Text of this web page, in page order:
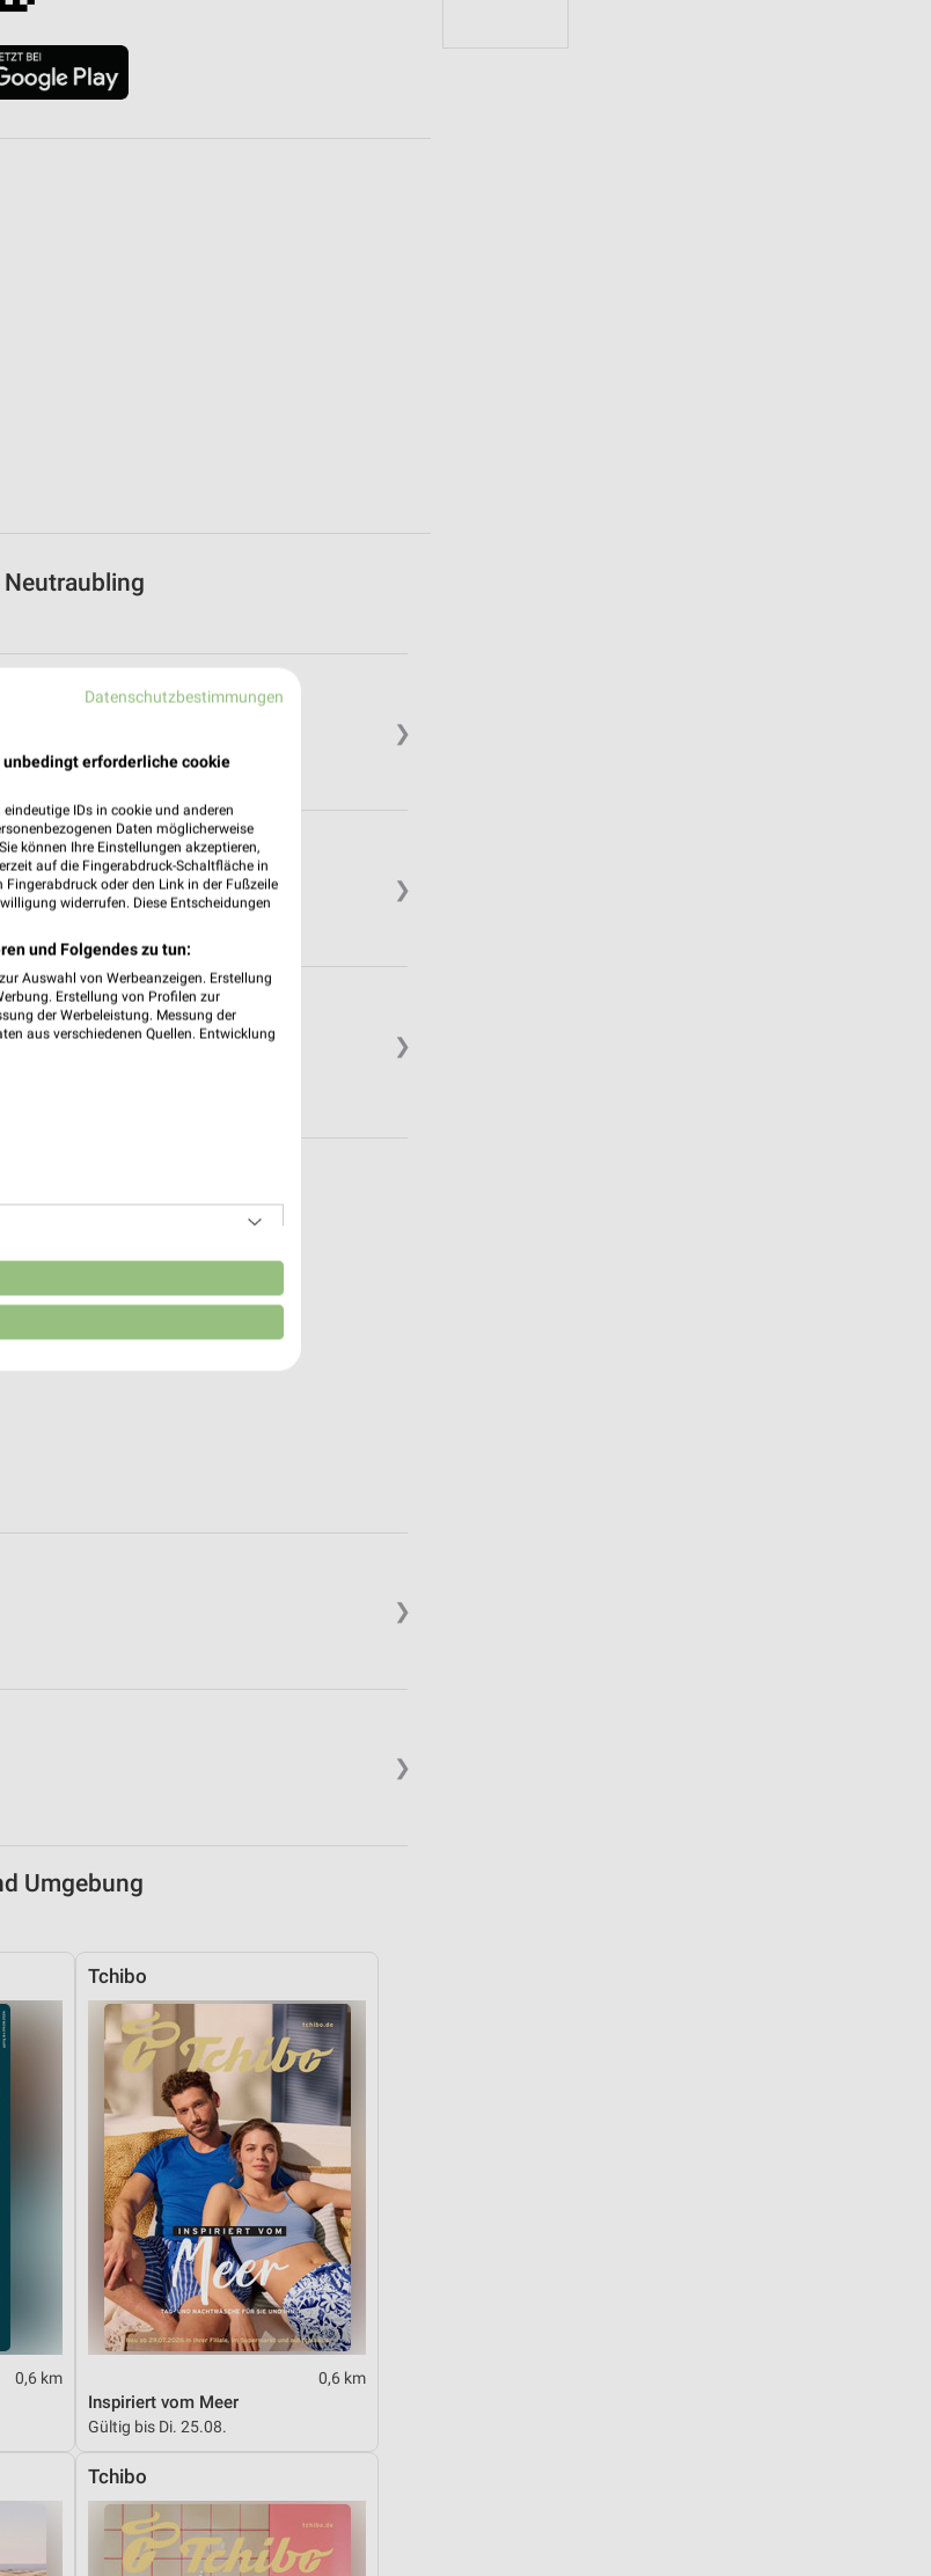
❯
❯
❯
❯
❯
Umgebung
0,6 km
Tchibo
0,6 km
Inspiriert vom Meer
Gültig bis Di. 25.08.
Tchibo
Datenschutzbestimmungen
erforderliche cookie
IDs in cookie und anderen
Daten möglicherweise
können Ihre Einstellungen akzeptieren,
auf die Fingerabdruck-Schaltfläche in
oder den Link in der Fußzeile
widerrufen. Diese Entscheidungen
und Folgendes zu tun:
Auswahl von Werbeanzeigen. Erstellung
Erstellung von Profilen zur
der Werbeleistung. Messung der
aus verschiedenen Quellen. Entwicklung